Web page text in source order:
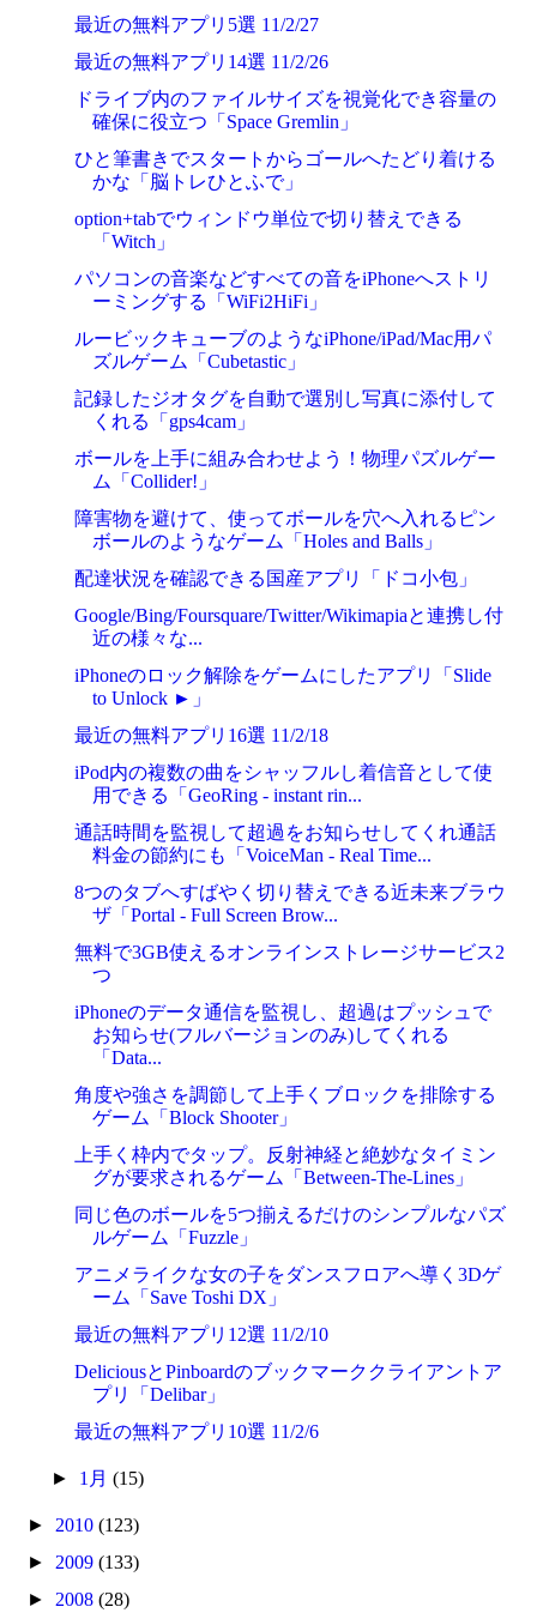
最近の無料アプリ5選 11/2/27
最近の無料アプリ14選 11/2/26
ドライブ内のファイルサイズを視覚化でき容量の
確保に役立つ「Space Gremlin」
ひと筆書きでスタートからゴールへたどり着ける
かな「脳トレひとふで」
option+tabでウィンドウ単位で切り替えできる
「Witch」
パソコンの音楽などすべての音をiPhoneへストリ
ーミングする「WiFi2HiFi」
ルービックキューブのようなiPhone/iPad/Mac用パ
ズルゲーム「Cubetastic」
記録したジオタグを自動で選別し写真に添付して
くれる「gps4cam」
ボールを上手に組み合わせよう！物理パズルゲー
ム「Collider!」
障害物を避けて、使ってボールを穴へ入れるピン
ボールのようなゲーム「Holes and Balls」
配達状況を確認できる国産アプリ「ドコ小包」
Google/Bing/Foursquare/Twitter/Wikimapiaと連携し付
近の様々な...
iPhoneのロック解除をゲームにしたアプリ「Slide
to Unlock ►」
最近の無料アプリ16選 11/2/18
iPod内の複数の曲をシャッフルし着信音として使
用できる「GeoRing - instant rin...
通話時間を監視して超過をお知らせしてくれ通話
料金の節約にも「VoiceMan - Real Time...
8つのタブへすばやく切り替えできる近未来ブラウ
ザ「Portal - Full Screen Brow...
無料で3GB使えるオンラインストレージサービス2
つ
iPhoneのデータ通信を監視し、超過はプッシュで
お知らせ(フルバージョンのみ)してくれる
「Data...
角度や強さを調節して上手くブロックを排除する
ゲーム「Block Shooter」
上手く枠内でタップ。反射神経と絶妙なタイミン
グが要求されるゲーム「Between-The-Lines」
同じ色のボールを5つ揃えるだけのシンプルなパズ
ルゲーム「Fuzzle」
アニメライクな女の子をダンスフロアへ導く3Dゲ
ーム「Save Toshi DX」
最近の無料アプリ12選 11/2/10
DeliciousとPinboardのブックマーククライアントア
プリ「Delibar」
最近の無料アプリ10選 11/2/6
► 1月 (15)
► 2010(123)
► 2009(133)
► 2008(28)